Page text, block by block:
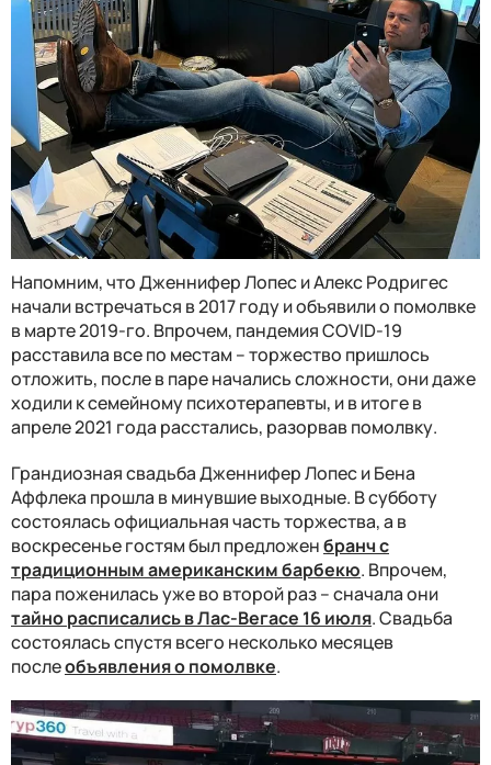
Напомним, что Дженнифер Лопес и Алекс Родригес
начали встречаться в 2017 году и объявили о помолвке
в марте 2019-го. Впрочем, пандемия COVID-19
расставила все по местам – торжество пришлось
отложить, после в паре начались сложности, они даже
ходили к семейному психотерапевты, и в итоге в
апреле 2021 года расстались, разорвав помолвку.
Грандиозная свадьба Дженнифер Лопес и Бена
Аффлека прошла в минувшие выходные. В субботу
состоялась официальная часть торжества, а в
воскресенье гостям был предложенбранч с
традиционным американским барбекю. Впрочем,
пара поженилась уже во второй раз – сначала они
тайно расписались в Лас-Вегасе 16 июля. Свадьба
состоялась спустя всего несколько месяцев
послеобъявления о помолвке.